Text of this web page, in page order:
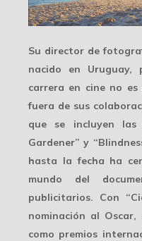
Su director de
nacido en Uruguay,
carrera en cine no
fuera de sus
que se incluyen las
Gardener” y
hasta la fecha ha
mundo del
publicitarios. Con
nominación al Oscar,
como premios